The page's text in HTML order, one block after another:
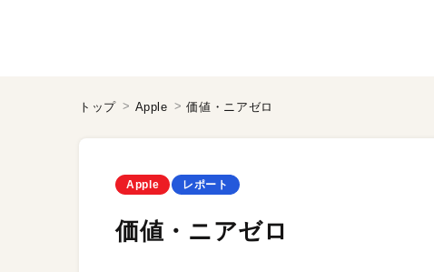
トップ Apple 価値・ニアゼロ
Apple レポート
価値・ニアゼロ